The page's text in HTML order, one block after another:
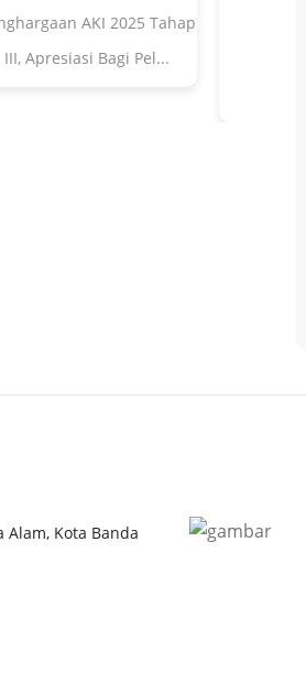
AKI 2025 Tahap
III, Apresiasi Bagi Pel...
Alam, Kota Banda